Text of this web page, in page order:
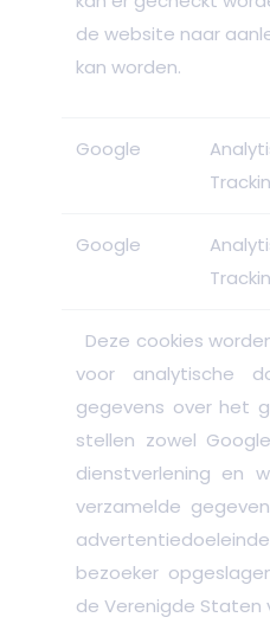
de website naar
kan worden.
Google
Google
Deze cookies
voor analytische
gegevens over het
stellen zowel
dienstverlening en
verzamelde
bezoeker
de Verenigde Staten